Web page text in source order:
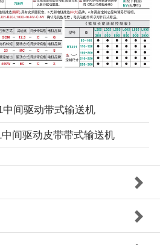
间驱动带式输送机
间驱动皮带带式输送机